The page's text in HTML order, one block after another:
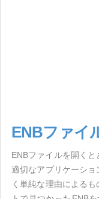
ENBファイ
ENBファイルを開く
適切なアプリケーシ
く単純な理由による